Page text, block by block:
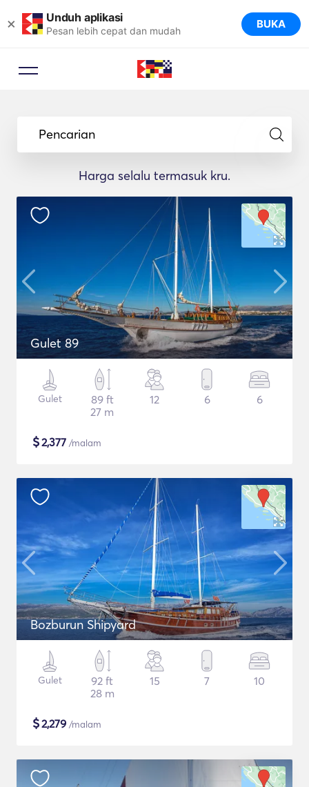
× Unduh aplikasi
Pesan lebih cepat dan mudah BUKA
Pencarian
Harga selalu termasuk kru.
Gulet 89
Gulet
89 ft
27 m
12 6 6
$2,377 /malam
Bozburun Shipyard
Gulet
92 ft
28 m
15 7 10
$2,279 /malam